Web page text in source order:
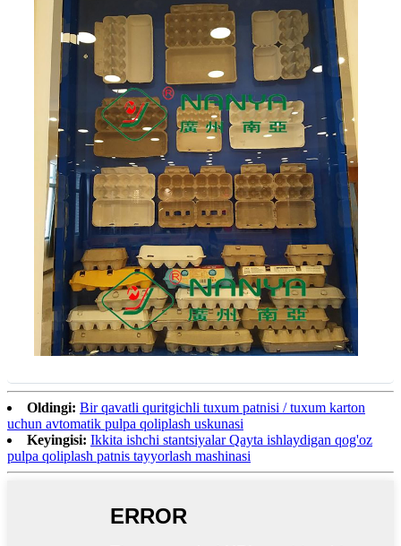
Oldingi: Bir qavatli quritgichli tuxum patnisi ​​/ tuxum karton
uchun avtomatik pulpa qoliplash uskunasi
Keyingisi: Ikkita ishchi stantsiyalar Qayta ishlaydigan qog'oz
pulpa qoliplash patnis tayyorlash mashinasi